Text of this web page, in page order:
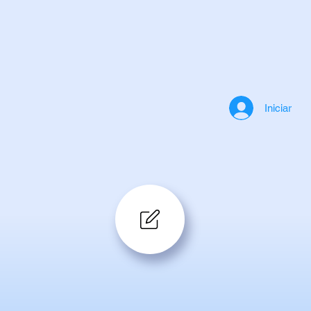
Iniciar